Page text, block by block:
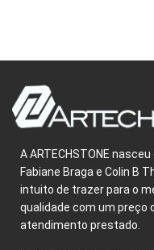
A ARTECHSTONE
Fabiane Braga e Colin B
intuito de trazer para o
qualidade com um preço
atendimento prestado.